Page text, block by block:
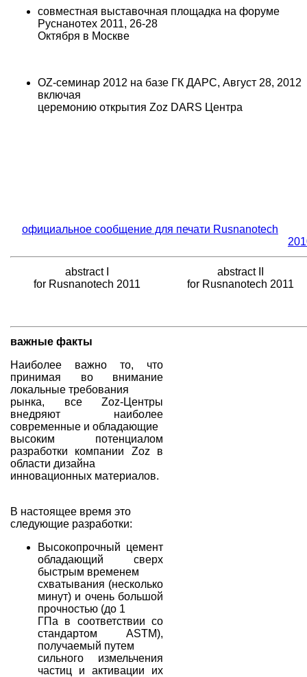
совместная выставочная площадка на форуме
Руснанотех 2011, 26-28
Октября в Москве
OZ-семинар 2012 на базе ГК ДАРС, Август 28, 2012
включая
церемонию открытия Zoz DARS Центра
официальное сообщение для печати Rusnanotech
abstract I
for Rusnanotech 2011
abstract II
for Rusnanotech 2011
важные факты
Наиболее важно то, что
принимая во внимание
локальные требования
рынка, все Zoz-Центры
внедряют наиболее
современные и обладающие
высоким потенциалом
разработки компании Zoz в
области дизайна
инновационных материалов.
В настоящее время это
следующие разработки:
Высокопрочный цемент
обладающий сверх
быстрым временем
схватывания (несколько
минут) и очень большой
прочностью (до 1
ГПа в соответствии со
стандартом ASTM),
получаемый путем
сильного измельчения
частиц и активации их